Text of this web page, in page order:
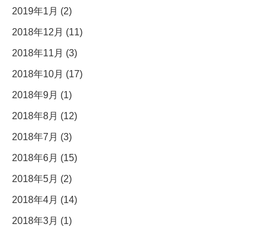
2019年1月 (2)
2018年12月 (11)
2018年11月 (3)
2018年10月 (17)
2018年9月 (1)
2018年8月 (12)
2018年7月 (3)
2018年6月 (15)
2018年5月 (2)
2018年4月 (14)
2018年3月 (1)